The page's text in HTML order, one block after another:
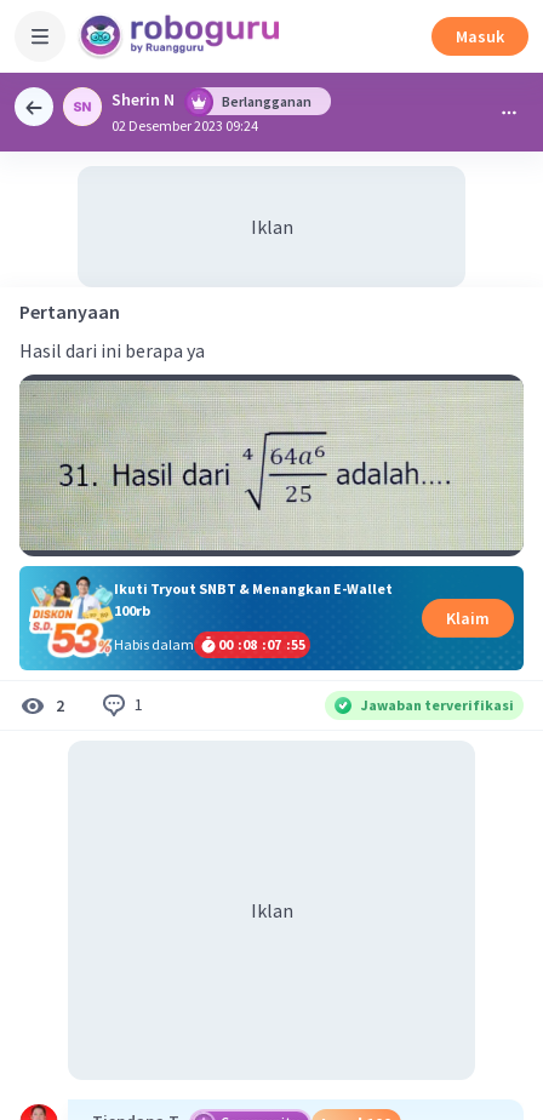
Masuk
Sherin N
Berlangganan
02 Desember 2023 09:24
Iklan
Pertanyaan
Hasil dari ini berapa ya
Ikuti Tryout SNBT & Menangkan E-Wallet
100rb
Habis dalam
00 :08 :07 :54
Klaim
2 1 Jawaban terverifikasi
Iklan